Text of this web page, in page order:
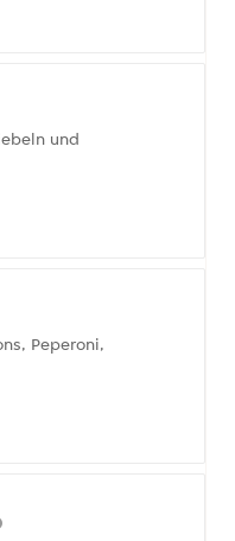
und
Peperoni,